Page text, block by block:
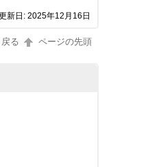
新日: 2025年12月16日
戻る ページの先頭